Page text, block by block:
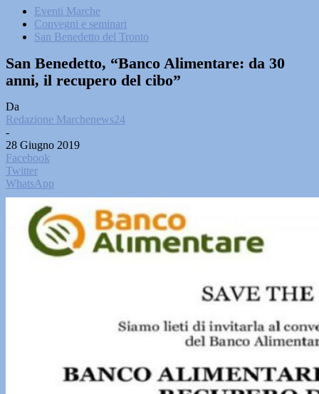
Eventi Marche
Convegni e seminari
San Benedetto del Tronto
San Benedetto, “Banco Alimentare: da 30
anni, il recupero del cibo”
Da
Redazione Marchenews24
-
28 Giugno 2019
Facebook
Twitter
WhatsApp